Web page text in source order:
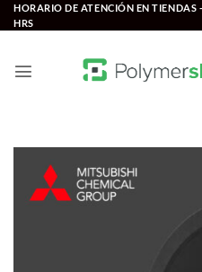
Saltar
al
HORARIO DE ATENCIÓN EN TIENDAS
HRS